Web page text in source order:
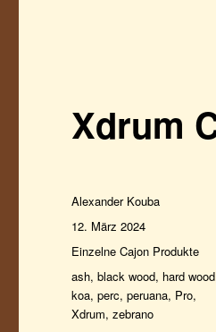
Xdrum
Autor
Alexander Kouba
Veröffentlicht
am
12. März 2024
Kategorien
Einzelne Cajon Produkte
Schlagwörter
ash,black wood, hard wood
koa,perc,peruana, Pro,
Xdrum,zebrano